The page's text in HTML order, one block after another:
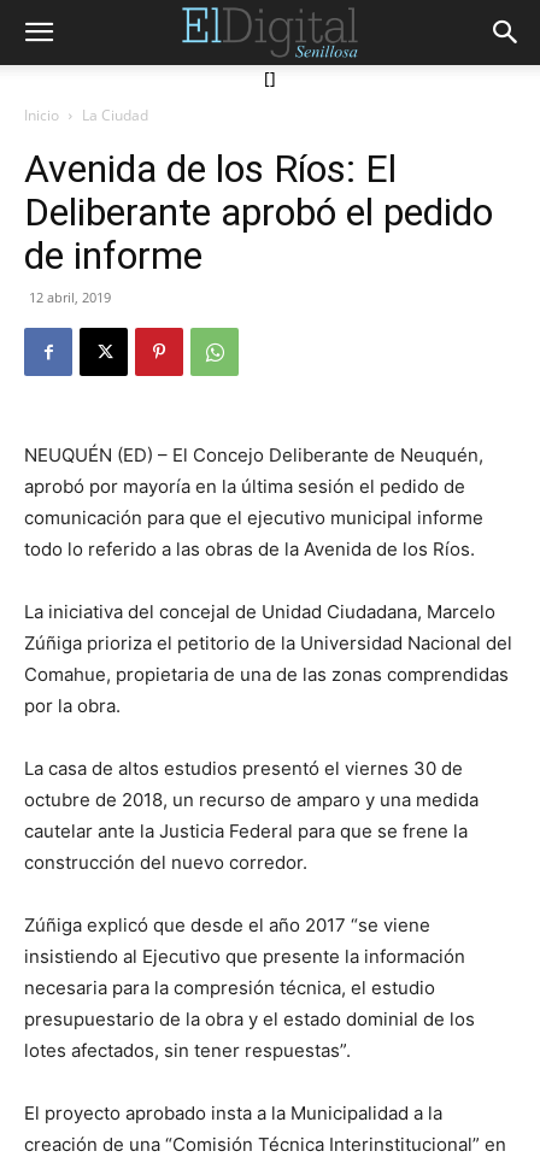
[]
Inicio La Ciudad
Avenida de los Ríos: El
Deliberante aprobó el pedido
de informe
12 abril, 2019
NEUQUÉN (ED) – El Concejo Deliberante de Neuquén,
aprobó por mayoría en la última sesión el pedido de
comunicación para que el ejecutivo municipal informe
todo lo referido a las obras de la Avenida de los Ríos.
La iniciativa del concejal de Unidad Ciudadana, Marcelo
Zúñiga prioriza el petitorio de la Universidad Nacional del
Comahue, propietaria de una de las zonas comprendidas
por la obra.
La casa de altos estudios presentó el viernes 30 de
octubre de 2018, un recurso de amparo y una medida
cautelar ante la Justicia Federal para que se frene la
construcción del nuevo corredor.
Zúñiga explicó que desde el año 2017 “se viene
insistiendo al Ejecutivo que presente la información
necesaria para la compresión técnica, el estudio
presupuestario de la obra y el estado dominial de los
lotes afectados, sin tener respuestas”.
El proyecto aprobado insta a la Municipalidad a la
creación de una “Comisión Técnica Interinstitucional” en